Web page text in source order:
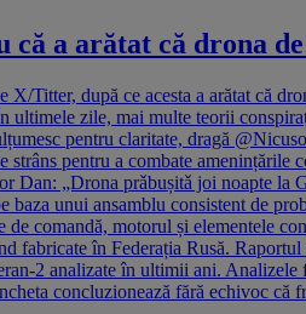
a arătat că drona
Titter, după ce acesta a arătat că
zile, mai multe teorii
pentru claritate, dragă
strâns pentru a combate
„Drona prǎbușitǎ joi noapte la
unui ansamblu consistent de
comandă, motorul și elementele
în Federația Rusă.
2 analizate în ultimii ani.
concluzionează fără echivoc